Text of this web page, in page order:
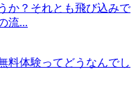
か？それとも飛び込みで
流...
料体験ってどうなんでし